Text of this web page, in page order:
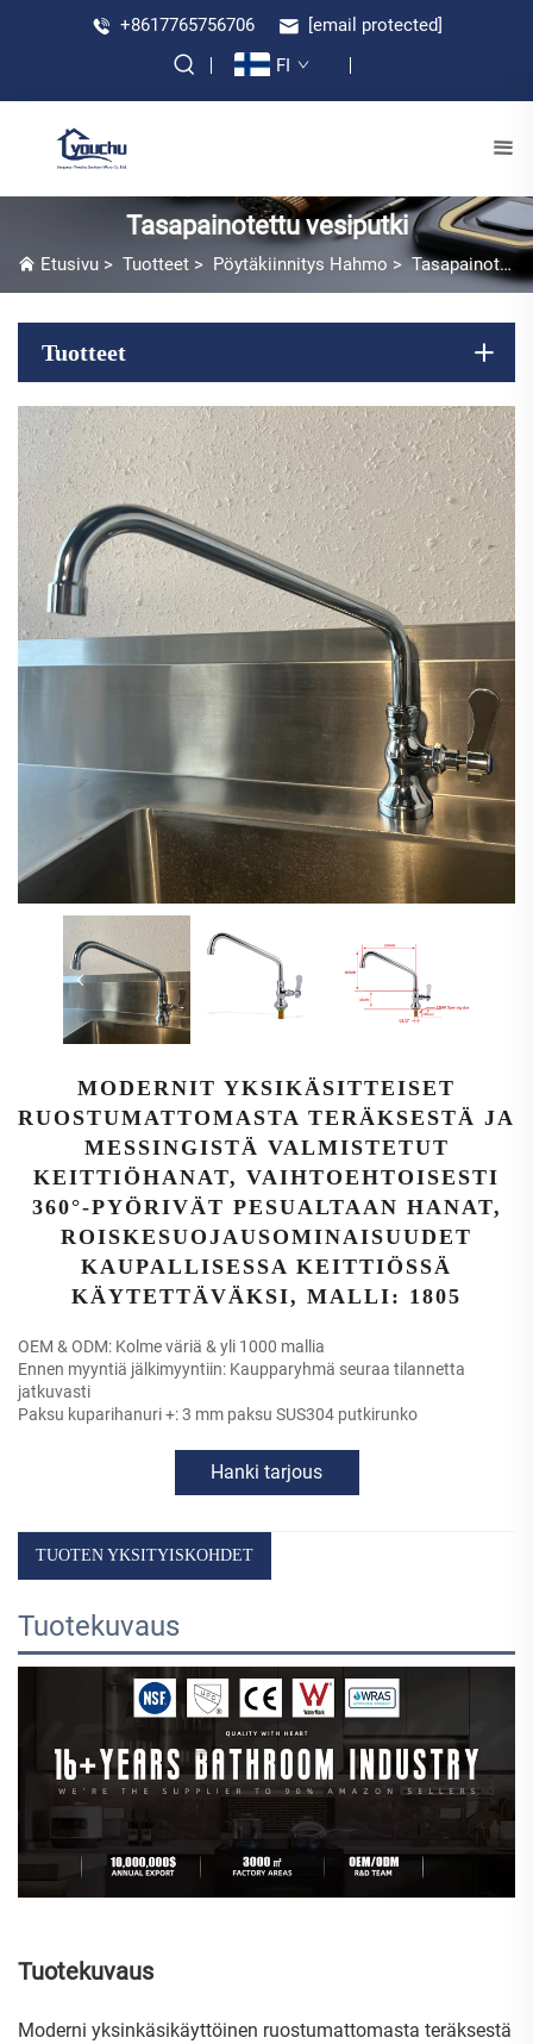
+8617765756706
[email protected]
FI
Tasapainotettu vesiputki
Etusivu > Tuotteet > Pöytäkiinnitys Hahmo >Tasapainotettu vesiputki
Tuotteet
MODERNIT YKSIKÄSITTEISET
RUOSTUMATTOMASTA TERÄKSESTÄ JA
MESSINGISTÄ VALMISTETUT
KEITTIÖHANAT, VAIHTOEHTOISESTI
360°-PYÖRIVÄT PESUALTAAN HANAT,
ROISKESUOJAUSOMINAISUUDET
KAUPALLISESSA KEITTIÖSSÄ
KÄYTETTÄVÄKSI, MALLI: 1805
OEM & ODM: Kolme väriä & yli 1000 mallia
Ennen myyntiä jälkimyyntiin: Kaupparyhmä seuraa tilannetta
jatkuvasti
Paksu kuparihanuri +: 3 mm paksu SUS304 putkirunko
Hanki tarjous
TUOTEN YKSITYISKOHDET
Tuotekuvaus
Tuotekuvaus
Moderni yksinkäsikäyttöinen ruostumattomasta teräksestä